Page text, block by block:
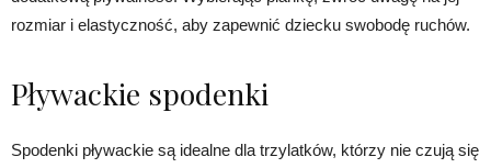
rozmiar i elastyczność, aby zapewnić dziecku swobodę ruchów.
Pływackie spodenki
Spodenki pływackie są idealne dla trzylatków, którzy nie czują się